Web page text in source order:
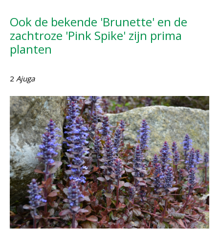
Ook de bekende 'Brunette' en de
zachtroze 'Pink Spike' zijn prima
planten
2 Ajuga